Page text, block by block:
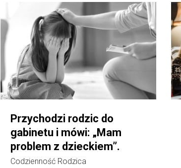
Przychodzi rodzic do
gabinetu i mówi: „Mam
problem z dzieckiem”.
Codzienność Rodzica